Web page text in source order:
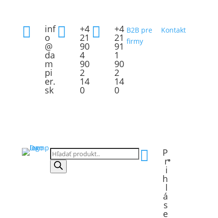
 inf
o
@
da
m
pi
er.
sk
 +4
21
90
4
90
2
14
0
 +4
21
91
1
90
2
14
0
B2B pre
firmy
Kontakt
Products
search
 P
r
i
h
l
á
s
e